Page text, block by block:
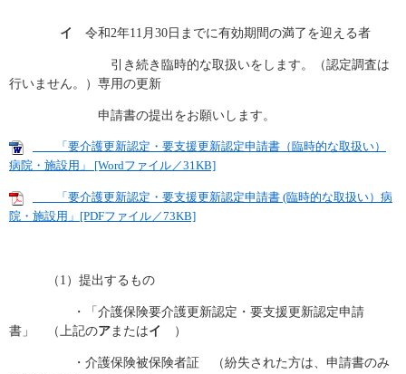
イ 令和2年11月30日までに有効期間の満了を迎える者
引き続き臨時的な取扱いをします。（認定調査は
行いません。）専用の更新
申請書の提出をお願いします。
「要介護更新認定・要支援更新認定申請書（臨時的な取扱い）
病院・施設用」 [Wordファイル／31KB]
「要介護更新認定・要支援更新認定申請書 (臨時的な取扱い）病
院・施設用」[PDFファイル／73KB]
（1）提出するもの
・「介護保険要介護更新認定・要支援更新認定申請
書」 （上記のアまたはイ ）
・介護保険被保険者証 （紛失された方は、申請書のみ